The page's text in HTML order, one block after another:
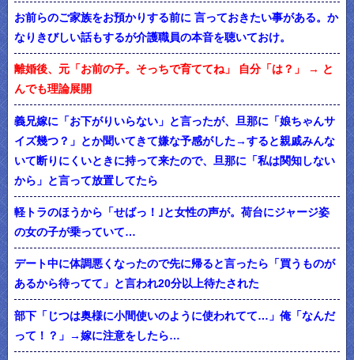
お前らのご家族をお預かりする前に 言っておきたい事がある。か
なりきびしい話もするが介護職員の本音を聴いておけ。
離婚後、元「お前の子。そっちで育ててね」 自分「は？」 → と
んでも理論展開
義兄嫁に「お下がりいらない」と言ったが、旦那に「娘ちゃんサ
イズ幾つ？」とか聞いてきて嫌な予感がした→すると親戚みんな
いて断りにくいときに持って来たので、旦那に「私は関知しない
から」と言って放置してたら
軽トラのほうから「せばっ！｣と女性の声が。荷台にジャージ姿
の女の子が乗っていて…
デート中に体調悪くなったので先に帰ると言ったら「買うものが
あるから待ってて」と言われ20分以上待たされた
部下「じつは奥様に小間使いのように使われてて…」俺「なんだ
って！？」→嫁に注意をしたら…